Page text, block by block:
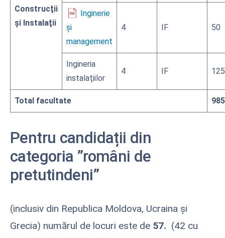
Construcţii
şi Instalaţii
Inginerie
și
management
4 IF 50
Ingineria
instalaţiilor
4 IF 125
Total facultate 985
Pentru candidații din
categoria ”români de
pretutindeni”
(inclusiv din Republica Moldova, Ucraina și
Grecia) numărul de locuri este de 57. (42 cu